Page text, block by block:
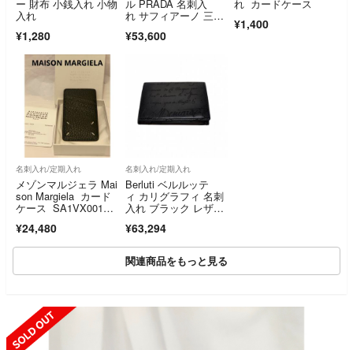
ー 財布 小銭入れ 小物
入れ
¥1,280
ル PRADA 名刺入
れ サフィアーノ 三角
¥53,600
れ カードケース
¥1,400
名刺入れ/定期入れ
メゾンマルジェラ Mai
son Margiela カード
ケース SA1VX001
ラック
¥24,480
名刺入れ/定期入れ
Berluti ベルルッテ
ィ カリグラフィ 名刺
入れ ブラック レザ
レザー ブラック メン
ズ【中古】【200】
¥63,294
関連商品をもっと見る